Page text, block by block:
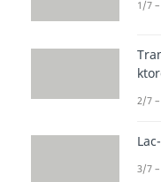
1/7
2/7
3/7